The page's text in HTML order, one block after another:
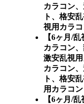
カラコン
ト、格安
視用カラ
【6ヶ月/
カラコン
激安乱視
カラコン
ト、格安
用カラコン
【6ヶ月/